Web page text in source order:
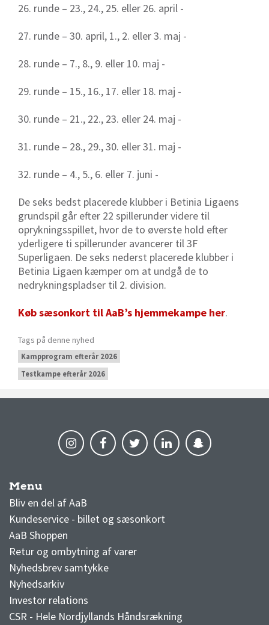
26. runde – 23., 24., 25. eller 26. april -
27. runde – 30. april, 1., 2. eller 3. maj -
28. runde – 7., 8., 9. eller 10. maj -
29. runde – 15., 16., 17. eller 18. maj -
30. runde – 21., 22., 23. eller 24. maj -
31. runde – 28., 29., 30. eller 31. maj -
32. runde – 4., 5., 6. eller 7. juni -
De seks bedst placerede klubber i Betinia Ligaens
grundspil går efter 22 spillerunder videre til
oprykningsspillet, hvor de to øverste hold efter
yderligere ti spillerunder avancerer til 3F
Superligaen. De seks nederst placerede klubber i
Betinia Ligaen kæmper om at undgå de to
nedrykningspladser til 2. division.
Køb sæsonkort til AaB’s hjemmekampe her.
Tags på denne nyhed
Kampprogram efterår 2026
Testkampe efterår 2026
Menu
Bliv en del af AaB
Kundeservice - billet og sæsonkort
AaB Shoppen
Retur og ombytning af varer
Nyhedsbrev samtykke
Nyhedsarkiv
Investor relations
CSR - Hele Nordjyllands Håndsrækning